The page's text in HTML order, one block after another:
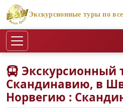
Экскурсионные туры по
Экскурсионный
Скандинавию, в
Норвегию :